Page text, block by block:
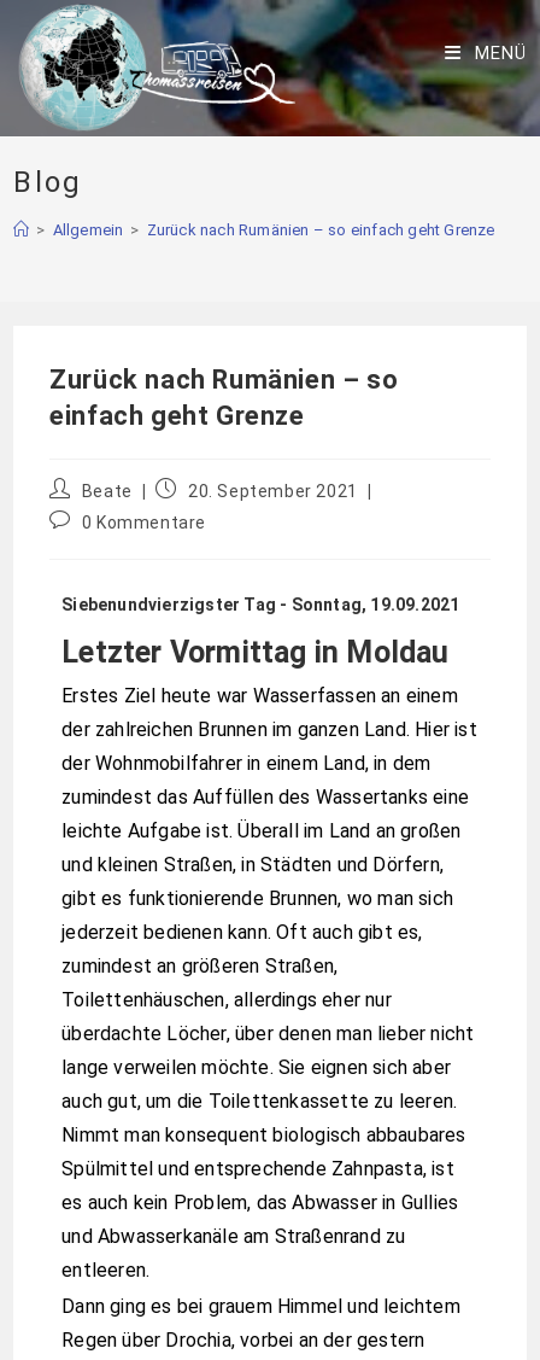
MENÜ
Blog
> Allgemein > Zurück nach Rumänien – so einfach geht Grenze
Zurück nach Rumänien – so
einfach geht Grenze
Beate
20. September 2021
0 Kommentare
Siebenundvierzigster Tag - Sonntag, 19.09.2021
Letzter Vormittag in Moldau
Erstes Ziel heute war Wasserfassen an einem
der zahlreichen Brunnen im ganzen Land. Hier ist
der Wohnmobilfahrer in einem Land, in dem
zumindest das Auffüllen des Wassertanks eine
leichte Aufgabe ist. Überall im Land an großen
und kleinen Straßen, in Städten und Dörfern,
gibt es funktionierende Brunnen, wo man sich
jederzeit bedienen kann. Oft auch gibt es,
zumindest an größeren Straßen,
Toilettenhäuschen, allerdings eher nur
überdachte Löcher, über denen man lieber nicht
lange verweilen möchte. Sie eignen sich aber
auch gut, um die Toilettenkassette zu leeren.
Nimmt man konsequent biologisch abbaubares
Spülmittel und entsprechende Zahnpasta, ist
es auch kein Problem, das Abwasser in Gullies
und Abwasserkanäle am Straßenrand zu
entleeren.
Dann ging es bei grauem Himmel und leichtem
Regen über Drochia, vorbei an der gestern